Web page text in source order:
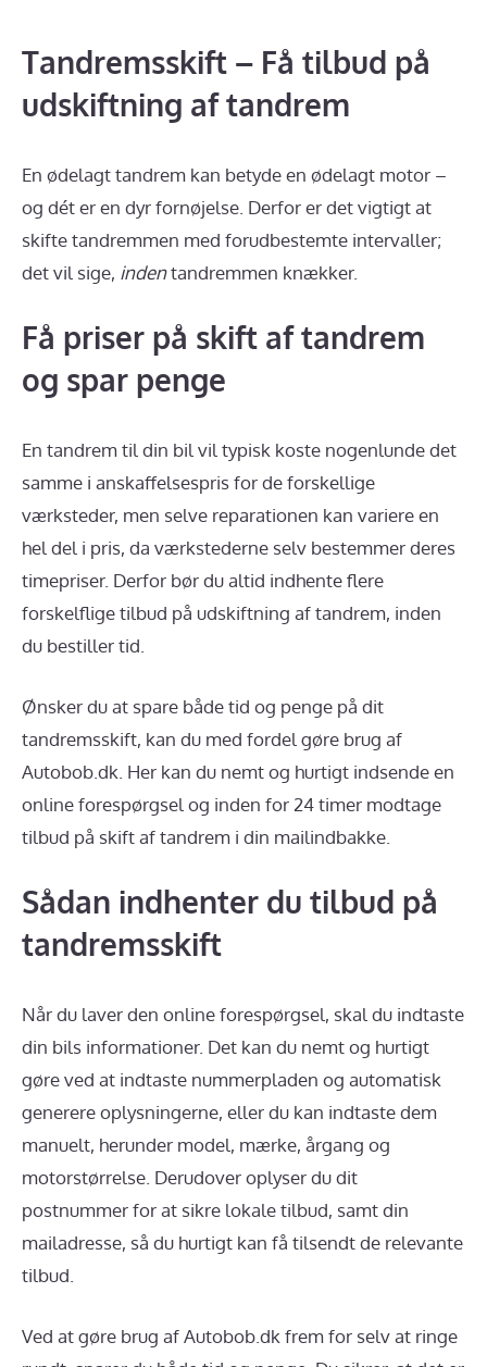
Tandremsskift – Få tilbud på
udskiftning af tandrem
En ødelagt tandrem kan betyde en ødelagt motor –
og dét er en dyr fornøjelse. Derfor er det vigtigt at
skifte tandremmen med forudbestemte intervaller;
det vil sige, indentandremmen knækker.
Få priser på skift af tandrem
og spar penge
En tandrem til din bil vil typisk koste nogenlunde det
samme i anskaffelsespris for de forskellige
værksteder, men selve reparationen kan variere en
hel del i pris, da værkstederne selv bestemmer deres
timepriser. Derfor bør du altid indhente flere
forskelflige tilbud på udskiftning af tandrem, inden
du bestiller tid.
Ønsker du at spare både tid og penge på dit
tandremsskift, kan du med fordel gøre brug af
Autobob.dk. Her kan du nemt og hurtigt indsende en
online forespørgsel og inden for 24 timer modtage
tilbud på skift af tandrem i din mailindbakke.
Sådan indhenter du tilbud på
tandremsskift
Når du laver den online forespørgsel, skal du indtaste
din bils informationer. Det kan du nemt og hurtigt
gøre ved at indtaste nummerpladen og automatisk
generere oplysningerne, eller du kan indtaste dem
manuelt, herunder model, mærke, årgang og
motorstørrelse. Derudover oplyser du dit
postnummer for at sikre lokale tilbud, samt din
mailadresse, så du hurtigt kan få tilsendt de relevante
tilbud.
Ved at gøre brug af Autobob.dk frem for selv at ringe